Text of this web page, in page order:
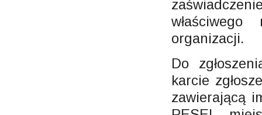
organizacji.
Do
karcie
zawierającą